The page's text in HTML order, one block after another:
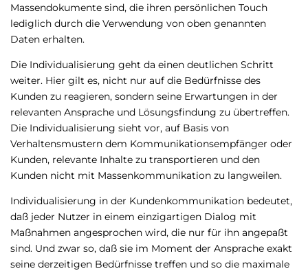
Massendokumente sind, die ihren persönlichen Touch
lediglich durch die Verwendung von oben genannten
Daten erhalten.
Die Individualisierung geht da einen deutlichen Schritt
weiter. Hier gilt es, nicht nur auf die Bedürfnisse des
Kunden zu reagieren, sondern seine Erwartungen in der
relevanten Ansprache und Lösungsfindung zu übertreffen.
Die Individualisierung sieht vor, auf Basis von
Verhaltensmustern dem Kommunikationsempfänger oder
Kunden, relevante Inhalte zu transportieren und den
Kunden nicht mit Massenkommunikation zu langweilen.
Individualisierung in der Kundenkommunikation bedeutet,
daß jeder Nutzer in einem einzigartigen Dialog mit
Maßnahmen angesprochen wird, die nur für ihn angepaßt
sind. Und zwar so, daß sie im Moment der Ansprache exakt
seine derzeitigen Bedürfnisse treffen und so die maximale